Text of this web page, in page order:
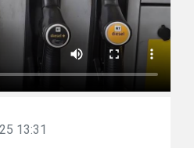
13:31